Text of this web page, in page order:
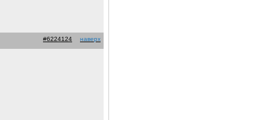
#6224124 наверх